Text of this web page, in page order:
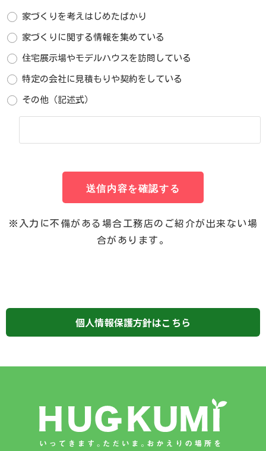
家づくりを考えはじめたばかり
家づくりに関する情報を集めている
住宅展示場やモデルハウスを訪問している
特定の会社に見積もりや契約をしている
その他（記述式）
送信内容を確認する
※入力に不備がある場合工務店のご紹介が出来ない場
合があります。
個人情報保護方針はこちら